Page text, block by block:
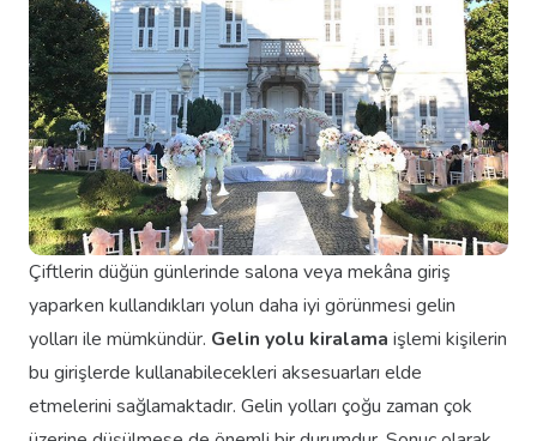
Çiftlerin düğün günlerinde salona veya mekâna giriş
yaparken kullandıkları yolun daha iyi görünmesi gelin
yolları ile mümkündür. Gelin yolu kiralama işlemi kişilerin
bu girişlerde kullanabilecekleri aksesuarları elde
etmelerini sağlamaktadır. Gelin yolları çoğu zaman çok